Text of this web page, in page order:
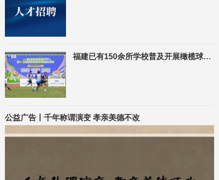
福建已有150余所学校普及开展橄榄球运动 汇聚两岸师资力量
公益广告丨千年称谓演变 孝亲美德不改